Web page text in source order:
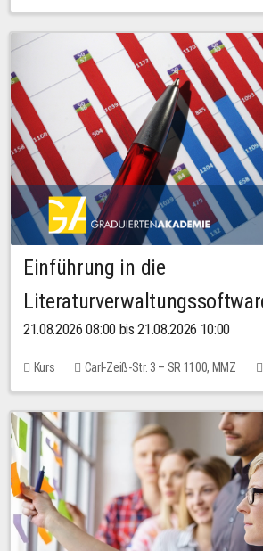
Einführung in die
21.08.2026 08:00 bis 21.08.2026 10:00
Kurs Carl-Zeiß-Str. 3 – SR 1100, MMZ
10,00 EUR